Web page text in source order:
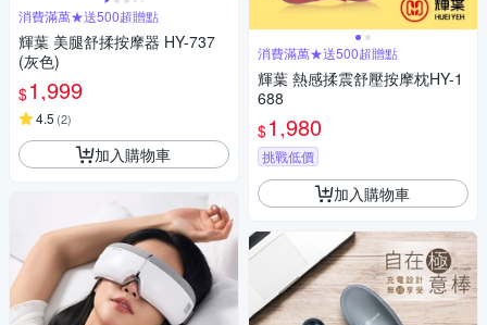
消費滿萬★送500超贈點
輝葉 美腿舒揉按摩器 HY-737
(灰色)
$1,999
4.5 (2)
加入購物車
消費滿萬★送500超贈點
輝葉 熱感揉震舒壓按摩枕HY-1
688
$1,980
挑戰低價
加入購物車